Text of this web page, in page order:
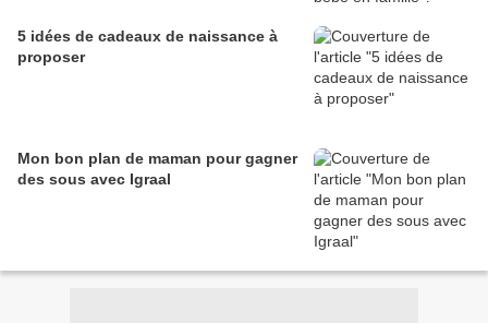
5 idées de cadeaux de naissance à
proposer
Mon bon plan de maman pour gagner
des sous avec Igraal